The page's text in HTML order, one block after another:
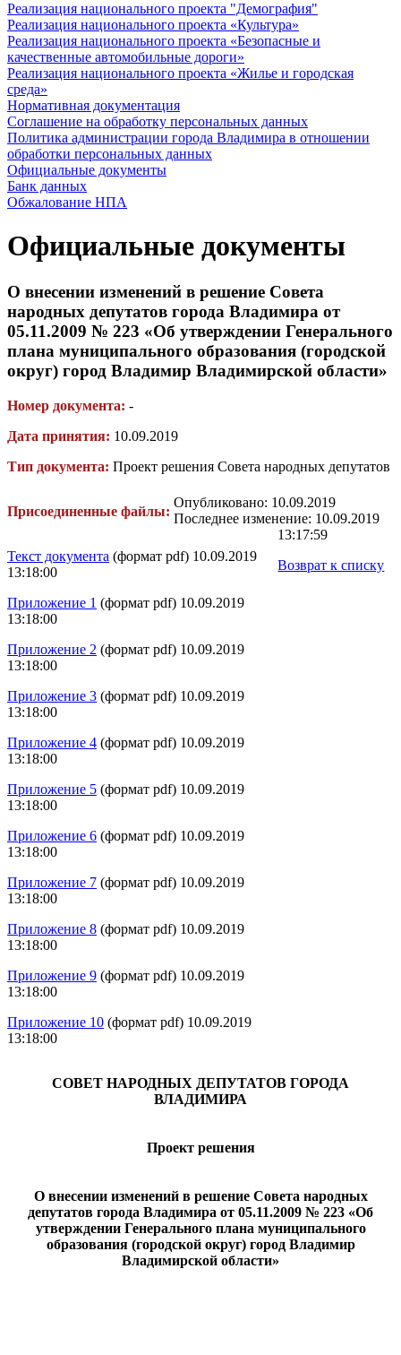
Реализация национального проекта "Демография"
Реализация национального проекта «Культура»
Реализация национального проекта «Безопасные и
качественные автомобильные дороги»
Реализация национального проекта «Жилье и городская
среда»
Нормативная документация
Соглашение на обработку персональных данных
Политика администрации города Владимира в отношении
обработки персональных данных
Официальные документы
Банк данных
Обжалование НПА
Официальные документы
О внесении изменений в решение Совета
народных депутатов города Владимира от
05.11.2009 № 223 «Об утверждении Генерального
плана муниципального образования (городской
округ) город Владимир Владимирской области»
Номер документа: -
Дата принятия: 10.09.2019
Тип документа: Проект решения Совета народных депутатов
Присоединенные файлы:
Текст документа (формат pdf) 10.09.2019
13:18:00
Приложение 1 (формат pdf) 10.09.2019
13:18:00
Приложение 2 (формат pdf) 10.09.2019
13:18:00
Приложение 3 (формат pdf) 10.09.2019
13:18:00
Приложение 4 (формат pdf) 10.09.2019
13:18:00
Приложение 5 (формат pdf) 10.09.2019
13:18:00
Приложение 6 (формат pdf) 10.09.2019
13:18:00
Приложение 7 (формат pdf) 10.09.2019
13:18:00
Приложение 8 (формат pdf) 10.09.2019
13:18:00
Приложение 9 (формат pdf) 10.09.2019
13:18:00
Приложение 10 (формат pdf) 10.09.2019
13:18:00
СОВЕТ НАРОДНЫХ ДЕПУТАТОВ ГОРОДА
ВЛАДИМИРА
Проект решения
О внесении изменений в решение Совета народных
депутатов города Владимира от 05.11.2009 № 223 «Об
утверждении Генерального плана муниципального
образования (городской округ) город Владимир
Владимирской области»
Опубликовано: 10.09.2019
Последнее изменение: 10.09.2019
13:17:59
Возврат к списку